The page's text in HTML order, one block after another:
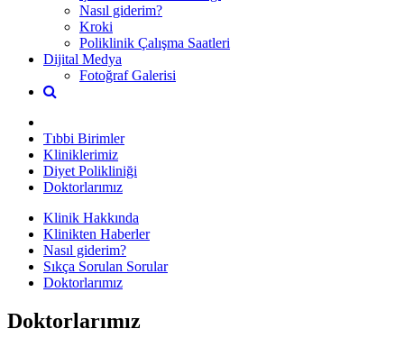
Nasıl giderim?
Kroki
Poliklinik Çalışma Saatleri
Dijital Medya
Fotoğraf Galerisi
Tıbbi Birimler
Kliniklerimiz
Diyet Polikliniği
Doktorlarımız
Klinik Hakkında
Klinikten Haberler
Nasıl giderim?
Sıkça Sorulan Sorular
Doktorlarımız
Doktorlarımız